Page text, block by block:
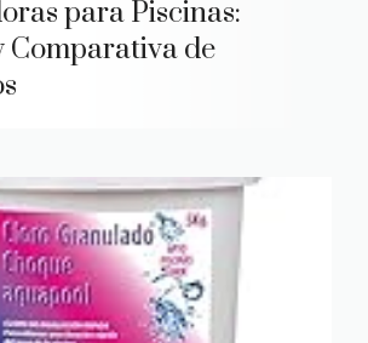
para Piscinas:
Comparativa de